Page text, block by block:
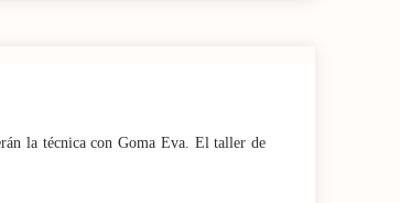
la técnica con Goma Eva. El taller de